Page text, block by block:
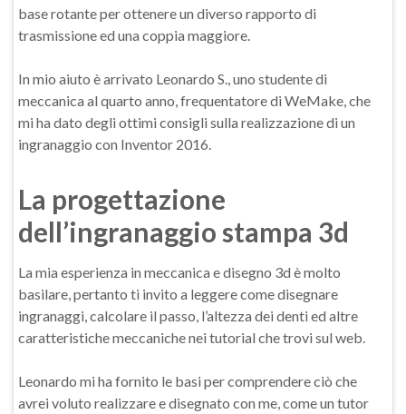
base rotante per ottenere un diverso rapporto di
trasmissione ed una coppia maggiore.
In mio aiuto è arrivato Leonardo S., uno studente di
meccanica al quarto anno, frequentatore di WeMake, che
mi ha dato degli ottimi consigli sulla realizzazione di un
ingranaggio con Inventor 2016.
La progettazione
dell’ingranaggio stampa 3d
La mia esperienza in meccanica e disegno 3d è molto
basilare, pertanto ti invito a leggere come disegnare
ingranaggi, calcolare il passo, l’altezza dei denti ed altre
caratteristiche meccaniche nei tutorial che trovi sul web.
Leonardo mi ha fornito le basi per comprendere ciò che
avrei voluto realizzare e disegnato con me, come un tutor